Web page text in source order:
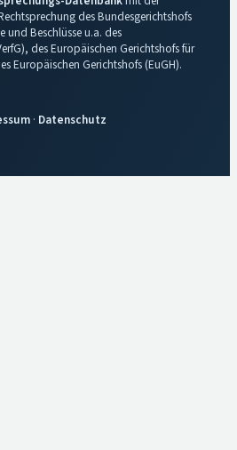
des Bundesgerichtshofs
und Beschlüsse u.a. des
des Europäischen Gerichtshofs für
Europäischen Gerichtshofs (EuGH).
· Datenschutz